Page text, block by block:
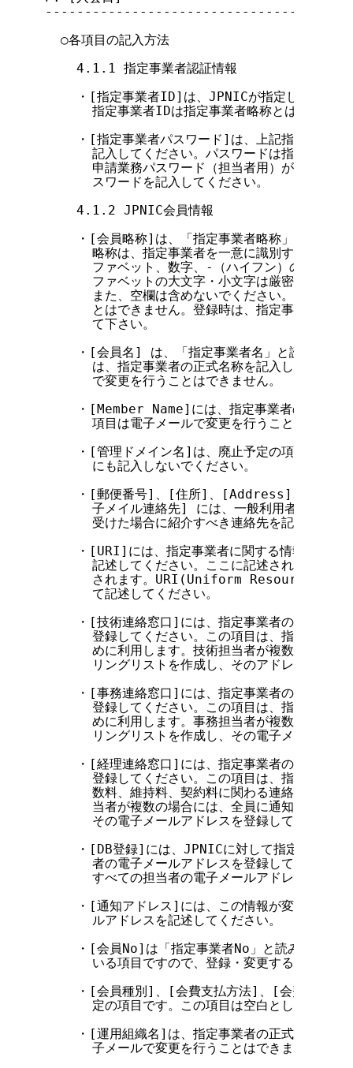
  ○各項目の記入方法
    4.1.1 指定事業者認証情報
・[指定事業者ID]は、JPNICが指定した指定事
指定事業者IDは指定事業者略称とは異なりま
・[指定事業者パスワード]は、上記指定事業者
記入してください。パスワードは指定事業者
申請業務パスワード（担当者用）があります
      スワードを記入してください。
    4.1.2 JPNIC会員情報
・[会員略称]は、「指定事業者略称」と読み替
略称は、指定事業者を一意に識別するための
ファベット、数字、-（ハイフン）の組合せ
ファベットの大文字・小文字は厳密に区別し
また、空欄は含めないでください。この項目
とはできません。登録時は、指定事業者契約
      て下さい。
・[会員名] は、「指定事業者名」と読み替え
は、指定事業者の正式名称を記入してくださ
      で変更を行うことはできません。
・[Member Name]には、指定事業者の英語表記
項目は電子メールで変更を行うことはできま
・[管理ドメイン名]は、廃止予定の項目です。
      にも記入しないでください。
・[郵便番号]、[住所]、[Address]、[電話
子メイル連絡先] には、一般利用者から指定
受けた場合に紹介すべき連絡先を記入してく
・[URI]には、指定事業者に関する情報を掲載
記述してください。ここに記述された情報
されます。URI(Uniform Resource
      て記述してください。
・[技術連絡窓口]には、指定事業者の技術担当
登録してください。この項目は、指定事業者
めに利用します。技術担当者が複数の場合に
リングリストを作成し、そのアドレスを登録
・[事務連絡窓口]には、指定事業者の事務担当
登録してください。この項目は、指定事業者
めに利用します。事務担当者が複数の場合に
リングリストを作成し、その電子メールアド
・[経理連絡窓口]には、指定事業者の経理担当
登録してください。この項目は、指定事業者
数料、維持料、契約料に関わる連絡)を行う
当者が複数の場合には、全員に通知できるメ
その電子メールアドレスを登録してください
・[DB登録]には、JPNICに対して指定事業者と
者の電子メールアドレスを登録してください
すべての担当者の電子メールアドレスを登録
・[通知アドレス]には、この情報が変更された
      ルアドレスを記述してください。
・[会員No]は「指定事業者No」と読み替えて
いる項目ですので、登録・変更することはで
・[会員種別]、[会費支払方法]、[会費口数]
定の項目です。この項目は空白とし、なにも
・[運用組織名]は、指定事業者の正式名称を記
      子メールで変更を行うことはできません。